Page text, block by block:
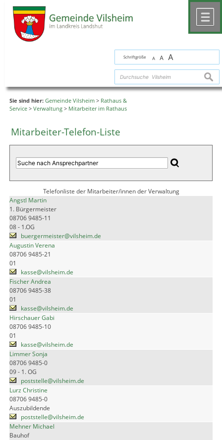
Schriftgröße A A A
Sie sind hier: Gemeinde Vilsheim > Rathaus &
Service > Verwaltung > Mitarbeiter im Rathaus
Mitarbeiter-Telefon-Liste
Telefonliste der Mitarbeiter/innen der Verwaltung
Angstl Martin
1. Bürgermeister
08706 9485-11
08 - 1.OG
buergermeister@vilsheim.de
Augustin Verena
08706 9485-21
01
kasse@vilsheim.de
Fischer Andrea
08706 9485-38
01
kasse@vilsheim.de
Hirschauer Gabi
08706 9485-10
01
kasse@vilsheim.de
Limmer Sonja
08706 9485-0
09 - 1. OG
poststelle@vilsheim.de
Lurz Christine
08706 9485-0
Auszubildende
poststelle@vilsheim.de
Mehner Michael
Bauhof